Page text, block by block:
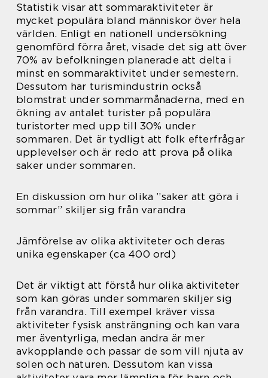
Statistik visar att sommaraktiviteter är
mycket populära bland människor över hela
världen. Enligt en nationell undersökning
genomförd förra året, visade det sig att över
70% av befolkningen planerade att delta i
minst en sommaraktivitet under semestern.
Dessutom har turismindustrin också
blomstrat under sommarmånaderna, med en
ökning av antalet turister på populära
turistorter med upp till 30% under
sommaren. Det är tydligt att folk efterfrågar
upplevelser och är redo att prova på olika
saker under sommaren.
En diskussion om hur olika ”saker att göra i
sommar” skiljer sig från varandra
Jämförelse av olika aktiviteter och deras
unika egenskaper (ca 400 ord)
Det är viktigt att förstå hur olika aktiviteter
som kan göras under sommaren skiljer sig
från varandra. Till exempel kräver vissa
aktiviteter fysisk ansträngning och kan vara
mer äventyrliga, medan andra är mer
avkopplande och passar de som vill njuta av
solen och naturen. Dessutom kan vissa